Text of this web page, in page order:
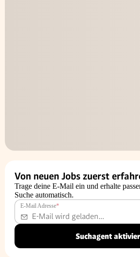
Von neuen Jobs zuerst
Trage deine E-Mail ein und erhalte
Suche automatisch.
E-Mail Adresse*
Suchagent